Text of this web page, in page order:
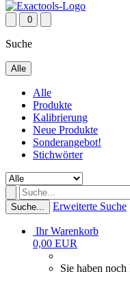
0
Suche
Alle
Alle
Produkte
Kalibrierung
Neue Produkte
Sonderangebot!
Stichwörter
Suche... Erweiterte Suche
Ihr Warenkorb
0,00 EUR
Sie haben